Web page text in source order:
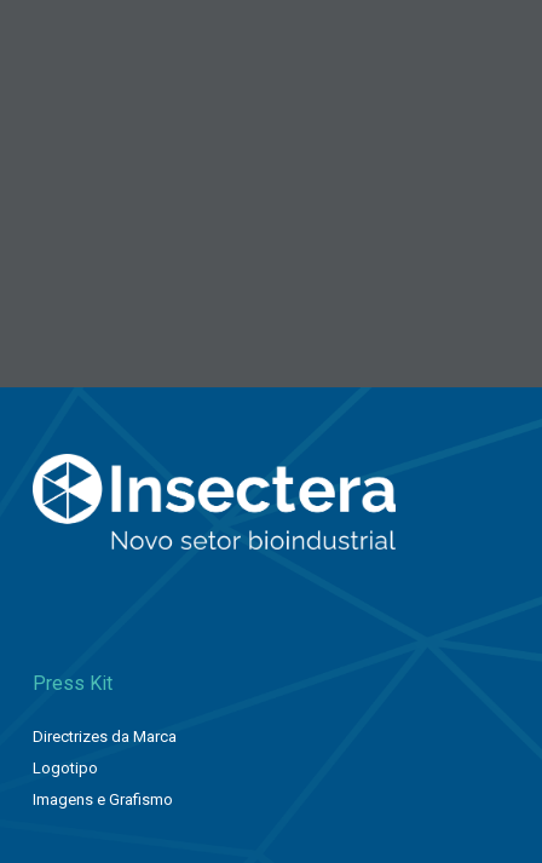
Press Kit
Directrizes da Marca
Logotipo
Imagens e Grafismo